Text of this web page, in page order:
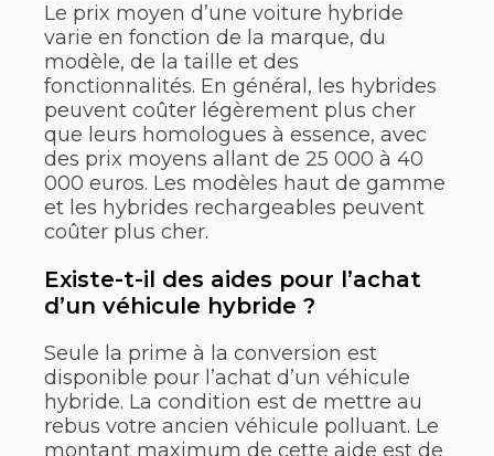
Le prix moyen d’une voiture hybride
varie en fonction de la marque, du
modèle, de la taille et des
fonctionnalités. En général, les hybrides
peuvent coûter légèrement plus cher
que leurs homologues à essence, avec
des prix moyens allant de 25 000 à 40
000 euros. Les modèles haut de gamme
et les hybrides rechargeables peuvent
coûter plus cher.
Existe-t-il des aides pour l’achat
d’un véhicule hybride ?
Seule la prime à la conversion est
disponible pour l’achat d’un véhicule
hybride. La condition est de mettre au
rebus votre ancien véhicule polluant. Le
montant maximum de cette aide est de